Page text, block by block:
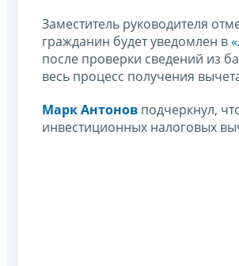
Заместитель руководителя
гражданин будет уведомлен в
после проверки сведений из
весь процесс получения
Марк Антонов подчеркнул,
инвестиционных налоговых